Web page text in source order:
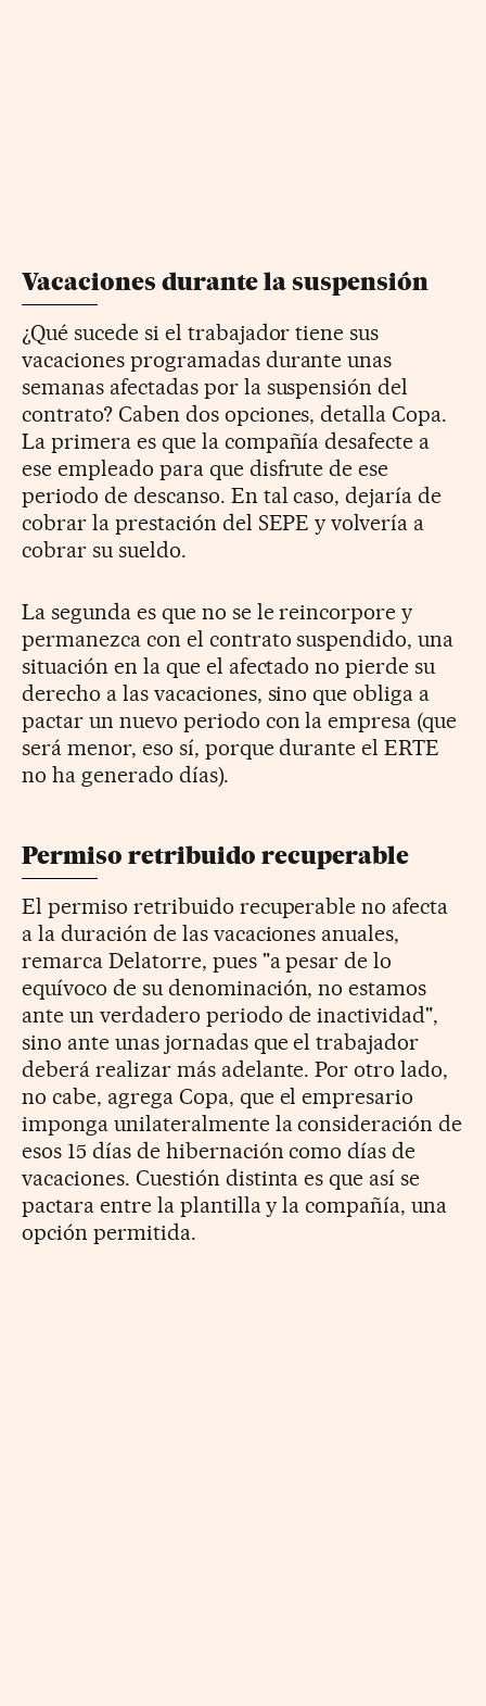
Vacaciones durante la suspensión
¿Qué sucede si el trabajador tiene sus
vacaciones programadas durante unas
semanas afectadas por la suspensión del
contrato? Caben dos opciones, detalla Copa.
La primera es que la compañía desafecte a
ese empleado para que disfrute de ese
periodo de descanso. En tal caso, dejaría de
cobrar la prestación del SEPE y volvería a
cobrar su sueldo.
La segunda es que no se le reincorpore y
permanezca con el contrato suspendido, una
situación en la que el afectado no pierde su
derecho a las vacaciones, sino que obliga a
pactar un nuevo periodo con la empresa (que
será menor, eso sí, porque durante el ERTE
no ha generado días).
Permiso retribuido recuperable
El permiso retribuido recuperable no afecta
a la duración de las vacaciones anuales,
remarca Delatorre, pues "a pesar de lo
equívoco de su denominación, no estamos
ante un verdadero periodo de inactividad",
sino ante unas jornadas que el trabajador
deberá realizar más adelante. Por otro lado,
no cabe, agrega Copa, que el empresario
imponga unilateralmente la consideración de
esos 15 días de hibernación como días de
vacaciones. Cuestión distinta es que así se
pactara entre la plantilla y la compañía, una
opción permitida.